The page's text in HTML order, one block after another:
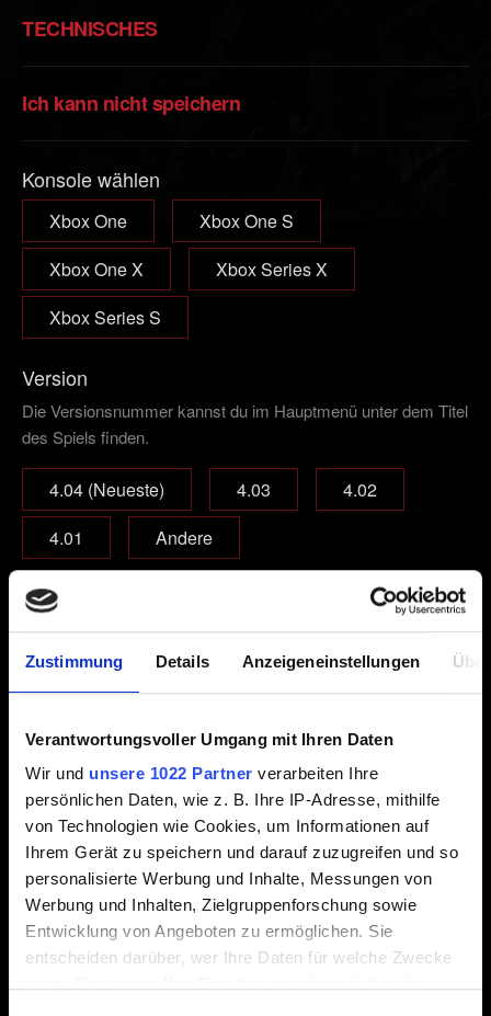
Zustimmung Details Anzeigeneinstellungen
Verantwortungsvoller Umgang mit Ihren Daten
Wir und unsere 1022 Partner verarbeiten Ihre
persönlichen Daten, wie z. B. Ihre IP-Adresse, mithilfe
von Technologien wie Cookies, um Informationen auf
Ihrem Gerät zu speichern und darauf zuzugreifen und so
personalisierte Werbung und Inhalte, Messungen von
Werbung und Inhalten, Zielgruppenforschung sowie
Entwicklung von Angeboten zu ermöglichen. Sie
entscheiden darüber, wer Ihre Daten für welche Zwecke
TECHNISCHES
Ich kann nicht speichern
Konsole wählen
Xbox One
Xbox One S
Xbox One X
Xbox Series X
Xbox Series S
Version
Die Versionsnummer kannst du im Hauptmenü unter dem Titel
des Spiels finden.
4.04 (Neueste) 4.03
4.02
4.01
Andere
Welche Edition des Spiels spielst du?
Grundspiel
Grundspiel + Erweiterungen
Complete Edition
E-Mail (Tippfehler vermeiden!)
Kurze Beschreibung des Problems